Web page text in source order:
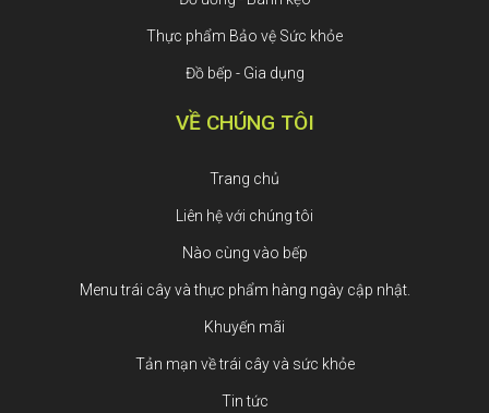
Thực phẩm Bảo vệ Sức khỏe
Đồ bếp - Gia dụng
VỀ CHÚNG TÔI
Trang chủ
Liên hệ với chúng tôi
Nào cùng vào bếp
Menu trái cây và thực phẩm hàng ngày cập nhật.
Khuyến mãi
Tản mạn về trái cây và sức khỏe
Tin tức